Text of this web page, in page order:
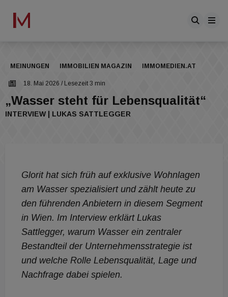
MEINUNGEN IMMOBILIEN MAGAZIN IMMOMEDIEN.AT
18. Mai 2026 / Lesezeit 3 min
„Wasser steht für Lebensqualität“
INTERVIEW | LUKAS SATTLEGGER
Glorit hat sich früh auf exklusive Wohnlagen
am Wasser spezialisiert und zählt heute zu
den führenden Anbietern in diesem Segment
in Wien. Im Interview erklärt Lukas
Sattlegger, warum Wasser ein zentraler
Bestandteil der Unternehmensstrategie ist
und welche Rolle Lebensqualität, Lage und
Nachfrage dabei spielen.